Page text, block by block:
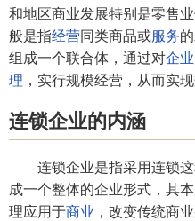
和地区商业发展特别是零售业
般是指经营同类商品或服务
组成一个联合体，通过对企
理 ，实行规模经营，从而实现
连锁企业的内涵
连锁企业是指采用连锁这
成一个整体的企业形式，其
理应用于商业 ，改变传统商